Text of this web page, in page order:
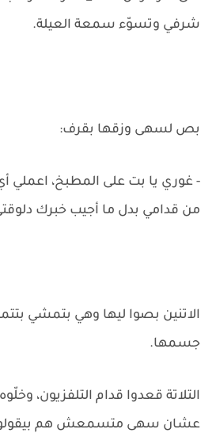
شرفي وتسوّء سمعة العيلة.
بص لسهى وزقها بقرف:
- غوري يا بت على المطبخ، اعملي
من قدامي بدل ما أجيب خبرك
الاتنين بصوا ليها وهي بتمشي
جسمها.
التلاتة قعدوا قدام التلفزيون،
عشان سهى متسمعش هم